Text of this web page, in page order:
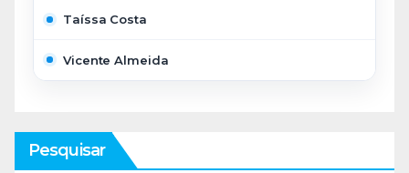
Taíssa Costa
Vicente Almeida
Pesquisar